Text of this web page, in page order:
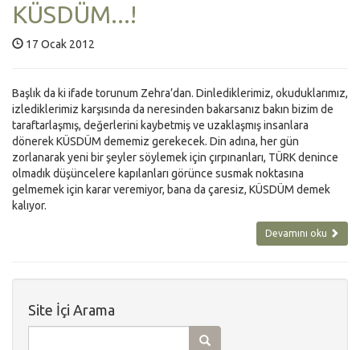
KÜSDÜM...!
17 Ocak 2012
Başlık da ki ifade torunum Zehra’dan. Dinlediklerimiz, okuduklarımız,
izlediklerimiz karşısında da neresinden bakarsanız bakın bizim de
taraftarlaşmış, değerlerini kaybetmiş ve uzaklaşmış insanlara
dönerek KÜSDÜM dememiz gerekecek. Din adına, her gün
zorlanarak yeni bir şeyler söylemek için çırpınanları, TÜRK denince
olmadık düşüncelere kapılanları görünce susmak noktasına
gelmemek için karar veremiyor, bana da çaresiz, KÜSDÜM demek
kalıyor.
Devamını oku
Site İçi Arama